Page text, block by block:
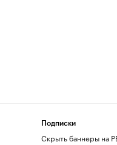
Подписки
Скрыть баннеры на